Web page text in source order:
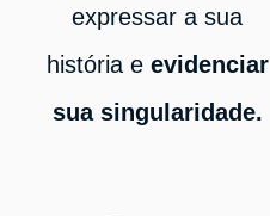
expressar a sua
história eevidenciar
sua singularidade.